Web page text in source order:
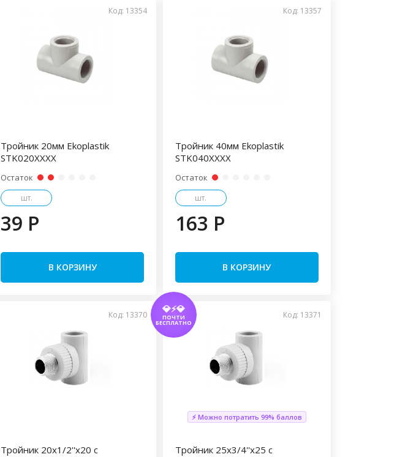
Код: 13354
Тройник 20мм Ekoplastik
STK020XXXX
Остаток
шт.
39 P
В КОРЗИНУ
Код: 13357
Тройник 40мм Ekoplastik
STK040XXXX
Остаток
шт.
163 P
В КОРЗИНУ
Код: 13370
Тройник 20x1/2''x20 с
💎⚡💎
ПОЧТИ
БЕСПЛАТНО
Код: 13371
⚡ Можно потратить 99% баллов
Тройник 25x3/4''x25 с